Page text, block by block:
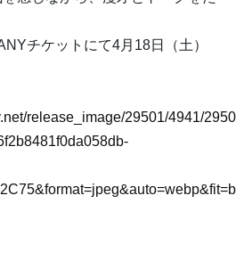
チケットにて4月18日（土）
release_image/29501/4941/